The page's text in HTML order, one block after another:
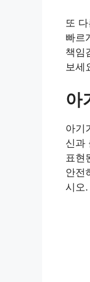
또
빠르
책임
보세
아
아기
신과
표현
안전
시오.